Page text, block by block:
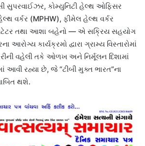
સુપરવાઈઝર, કોમ્યુનિટી હેલ્થ ઓફિસર
વર્કર (MPHW), ફીમેલ હેલ્થ વર્કર
તથા આશા બહેનો — એ સક્રિય સહયોગ
કાર્યક્રમો દ્વારા ગ્રામ્ય વિસ્તારોમાં
વહેલી તકે ઓળખ અને નિર્મૂલન દિશામાં
આવી રહ્યા છે, જે “ટીબી મુક્ત ભારત”ના
થશે.